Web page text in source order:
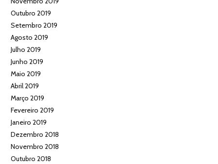
Outubro 2019
Setembro 2019
Agosto 2019
Julho 2019
Junho 2019
Maio 2019
Abril 2019
Março 2019
Fevereiro 2019
Janeiro 2019
Dezembro 2018
Novembro 2018
Outubro 2018